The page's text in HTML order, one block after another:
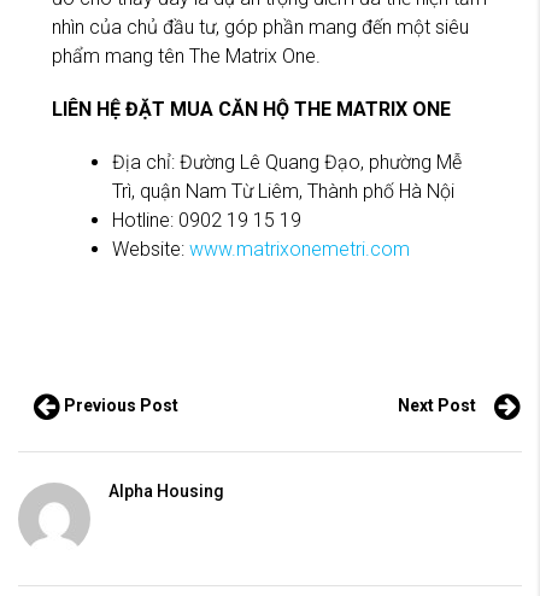
nhìn của chủ đầu tư, góp phần mang đến một siêu
phẩm mang tên The Matrix One.
LIÊN HỆ ĐẶT MUA CĂN HỘ THE MATRIX ONE
Địa chỉ: Đường Lê Quang Đạo, phường Mễ
Trì, quận Nam Từ Liêm, Thành phố Hà Nội
Hotline: 0902 19 15 19
Website: www.matrixonemetri.com
Previous Post Next Post
Alpha Housing